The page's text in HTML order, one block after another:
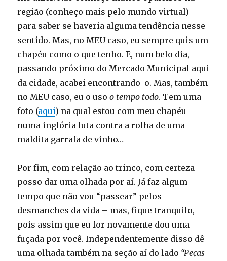
região (conheço mais pelo mundo virtual)
para saber se haveria alguma tendência nesse
sentido. Mas, no MEU caso, eu sempre quis um
chapéu como o que tenho. E, num belo dia,
passando próximo do Mercado Municipal aqui
da cidade, acabei encontrando-o. Mas, também
no MEU caso, eu o usoo tempo todo. Tem uma
foto (aqui) na qual estou com meu chapéu
numa inglória luta contra a rolha de uma
maldita garrafa de vinho…
Por fim, com relação ao trinco, com certeza
posso dar uma olhada por aí. Já faz algum
tempo que não vou “passear” pelos
desmanches da vida – mas, fique tranquilo,
pois assim que eu for novamente dou uma
fuçada por você. Independentemente disso dê
uma olhada também na seção aí do lado “Peças